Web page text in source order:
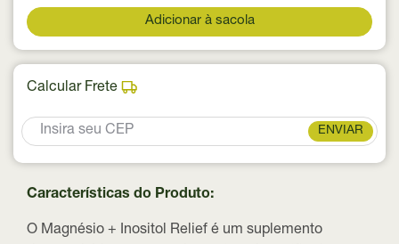
Adicionar à sacola
Calcular Frete
ENVIAR
Características do Produto:
O Magnésio + Inositol Relief é um suplemento